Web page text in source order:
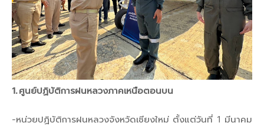
1. ศูนย์ปฏิบัติการฝนหลวงภาคเหนือตอนบน
-หน่วยปฏิบัติการฝนหลวงจังหวัดเชียงใหม่ ตั้งแต่วันที่ 1 มีนาคม